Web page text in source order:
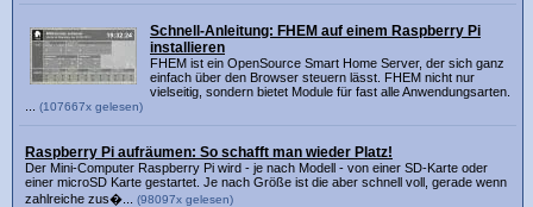
Schnell-Anleitung: FHEM auf einem Raspberry Pi
installieren
FHEM ist ein OpenSource Smart Home Server, der sich ganz
einfach über den Browser steuern lässt. FHEM nicht nur
vielseitig, sondern bietet Module für fast alle Anwendungsarten.
(107667x gelesen)
Raspberry Pi aufräumen: So schafft man wieder Platz!
Der Mini-Computer Raspberry Pi wird - je nach Modell - von einer SD-Karte oder
einer microSD Karte gestartet. Je nach Größe ist die aber schnell voll, gerade wenn
zahlreiche zus�... (98097x gelesen)